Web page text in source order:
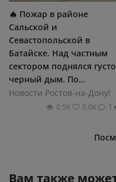
🔥 Пожар в районе
Сальской и
Севастопольской в
Батайске. Над частным
сектором поднялся
черный дым. По...
Новости Ростов-на-Дону!
0.5К 0.0К 1
Вам также